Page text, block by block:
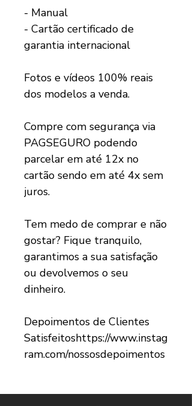
- Manual
- Cartão certificado de
garantia internacional
Fotos e vídeos 100% reais
dos modelos a venda.
Compre com segurança via
PAGSEGURO podendo
parcelar em até 12x no
cartão sendo em até 4x sem
juros.
Tem medo de comprar e não
gostar? Fique tranquilo,
garantimos a sua satisfação
ou devolvemos o seu
dinheiro.
Depoimentos de Clientes
Satisfeitoshttps://www.instag
ram.com/nossosdepoimentos